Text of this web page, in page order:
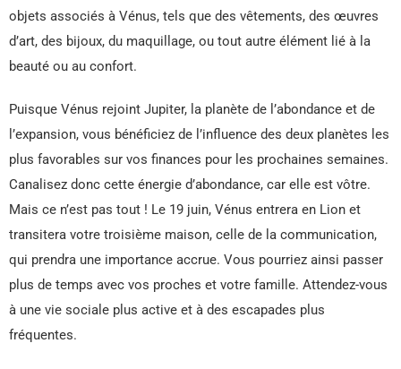
objets associés à Vénus, tels que des vêtements, des œuvres
d’art, des bijoux, du maquillage, ou tout autre élément lié à la
beauté ou au confort.
Puisque Vénus rejoint Jupiter, la planète de l’abondance et de
l’expansion, vous bénéficiez de l’influence des deux planètes les
plus favorables sur vos finances pour les prochaines semaines.
Canalisez donc cette énergie d’abondance, car elle est vôtre.
Mais ce n’est pas tout ! Le 19 juin, Vénus entrera en Lion et
transitera votre troisième maison, celle de la communication,
qui prendra une importance accrue. Vous pourriez ainsi passer
plus de temps avec vos proches et votre famille. Attendez-vous
à une vie sociale plus active et à des escapades plus
fréquentes.